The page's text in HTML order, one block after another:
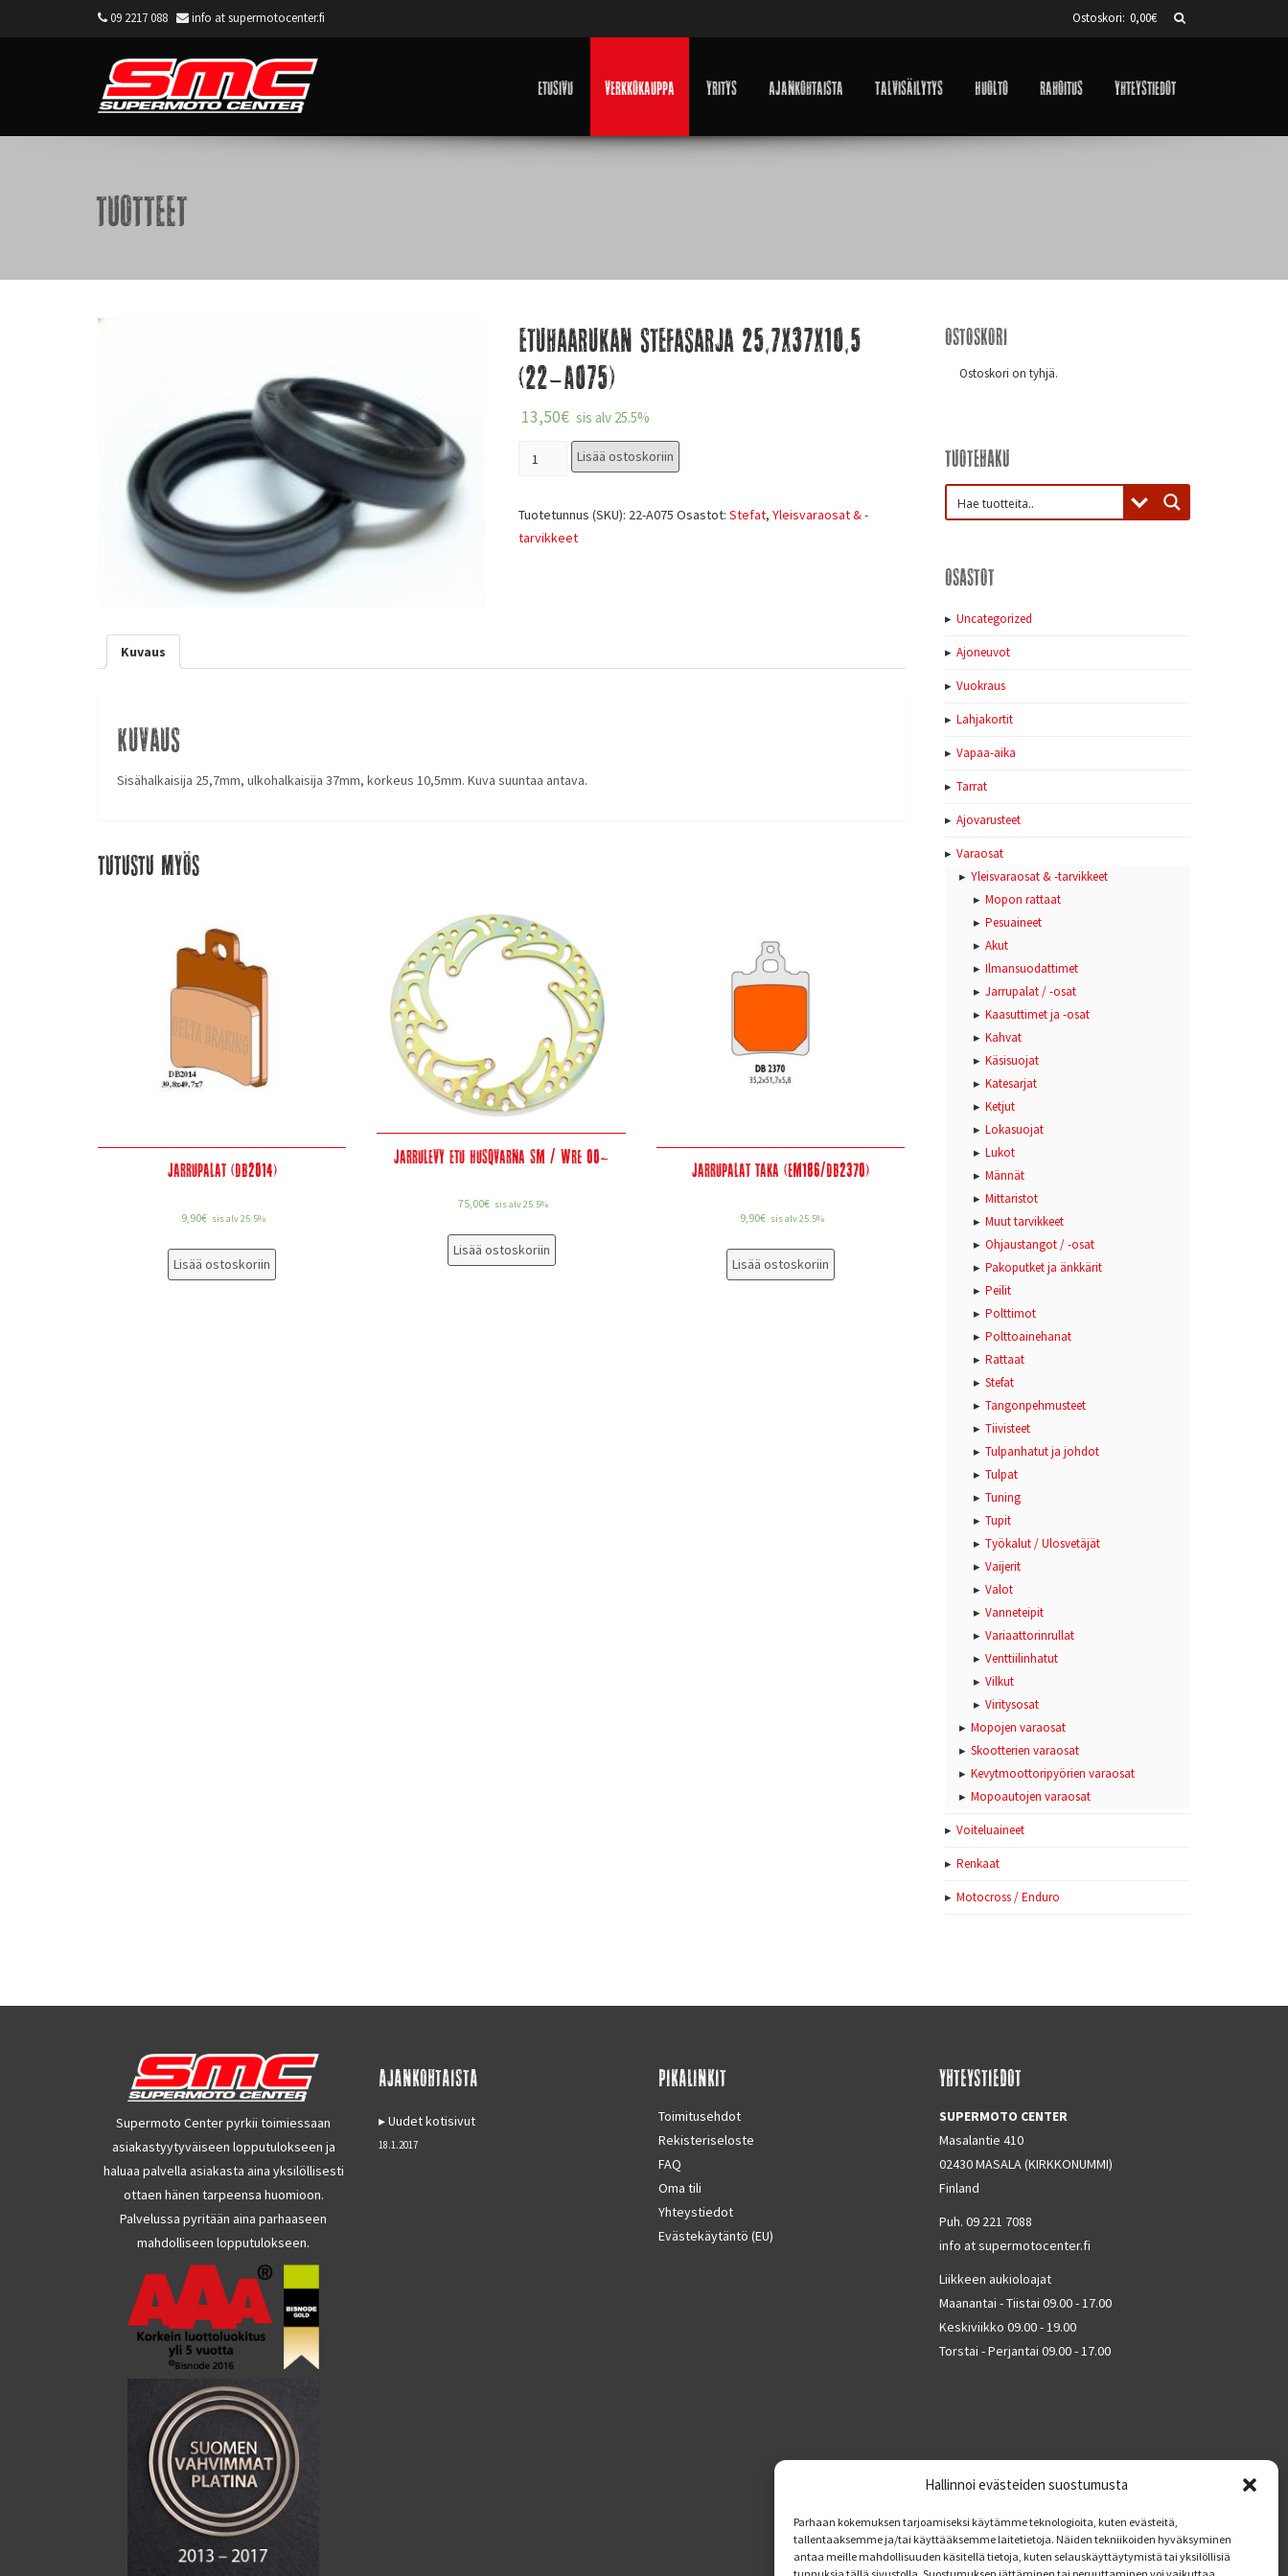
Hallinnoi evästeiden suostumusta
Parhaan kokemuksen tarjoamiseksi käytämme teknologioita, kuten evästeitä,
tallentaaksemme ja/tai käyttääksemme laitetietoja. Näiden tekniikoiden hyväksyminen
antaa meille mahdollisuuden käsitellä tietoja, kuten selauskäyttäytymistä tai yksilöllisiä
09 2217 088 info at supermotocenter.fi Ostoskori: 0,00€
Etusivu Verkkokauppa Yritys Ajankohtaista Talvisäilytys Huolto Rahoitus Yhteystiedot
Tuotteet
Etuhaarukan stefasarja 25,7x37x10,5
(22-A075)
13,50€ sis alv 25.5%
Lisää ostoskoriin
Tuotetunnus (SKU): 22-A075 Osastot: Stefat, Yleisvaraosat & -
tarvikkeet
Kuvaus
Kuvaus
Sisähalkaisija 25,7mm, ulkohalkaisija 37mm, korkeus 10,5mm. Kuva suuntaa antava.
Tutustu myös
Jarrupalat (DB2014)
9,90€ sis alv 25.5%
Lisää ostoskoriin
Jarrulevy etu Husqvarna SM / WRE 00-
75,00€ sis alv 25.5%
Lisää ostoskoriin
Jarrupalat taka (EM186/DB2370)
9,90€ sis alv 25.5%
Lisää ostoskoriin
Ostoskori
Ostoskori on tyhjä.
Tuotehaku
Osastot
Uncategorized
Ajoneuvot
Vuokraus
Lahjakortit
Vapaa-aika
Tarrat
Ajovarusteet
Varaosat
Yleisvaraosat & -tarvikkeet
Mopon rattaat
Pesuaineet
Akut
Ilmansuodattimet
Jarrupalat / -osat
Kaasuttimet ja -osat
Kahvat
Käsisuojat
Katesarjat
Ketjut
Lokasuojat
Lukot
Männät
Mittaristot
Muut tarvikkeet
Ohjaustangot / -osat
Pakoputket ja änkkärit
Peilit
Polttimot
Polttoainehanat
Rattaat
Stefat
Tangonpehmusteet
Tiivisteet
Tulpanhatut ja johdot
Tulpat
Tuning
Tupit
Työkalut / Ulosvetäjät
Vaijerit
Valot
Vanneteipit
Variaattorinrullat
Venttiilinhatut
Vilkut
Viritysosat
Mopojen varaosat
Skootterien varaosat
Kevytmoottoripyörien varaosat
Mopoautojen varaosat
Voiteluaineet
Renkaat
Motocross / Enduro
Supermoto Center pyrkii toimiessaan
asiakastyytyväiseen lopputulokseen ja
haluaa palvella asiakasta aina yksilöllisesti
ottaen hänen tarpeensa huomioon.
Palvelussa pyritään aina parhaaseen
mahdolliseen lopputulokseen.
AJANKOHTAISTA
Uudet kotisivut
18.1.2017
PIKALINKIT
Toimitusehdot
Rekisteriseloste
FAQ
Oma tili
Yhteystiedot
Evästekäytäntö (EU)
YHTEYSTIEDOT
SUPERMOTO CENTER
Masalantie 410
02430 MASALA (KIRKKONUMMI)
Finland
Puh. 09 221 7088
info at supermotocenter.fi
Liikkeen aukioloajat
Maanantai - Tiistai 09.00 - 17.00
Keskiviikko 09.00 - 19.00
Torstai - Perjantai 09.00 - 17.00